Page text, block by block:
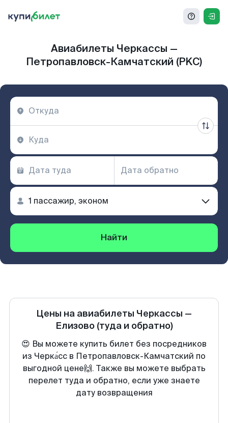
Авиабилеты Черкассы —
Петропавловск-Камчатский (PKC)
Найти
Цены на авиабилеты Черкассы —
Елизово (туда и обратно)
😍 Вы можете купить билет без посредников
из Черка́сс в Петропавловск-Камчатский по
выгодной цене🙌. Также вы можете выбрать
перелет туда и обратно, если уже знаете
дату возвращения